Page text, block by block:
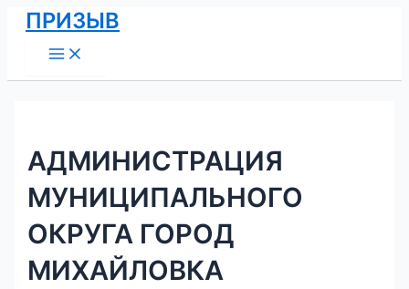
Перейти
содержимому
ПРИЗЫВ
Menu
АДМИНИСТРАЦИЯ
МУНИЦИПАЛЬНОГО
ОКРУГА ГОРОД
МИХАЙЛОВКА
Навигация
по
записям